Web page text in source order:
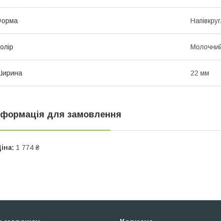
22 мм
для замовлення
1 774 ₴